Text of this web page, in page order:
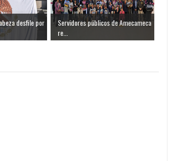
desfile por
Servidores públicos de Amecameca
re...